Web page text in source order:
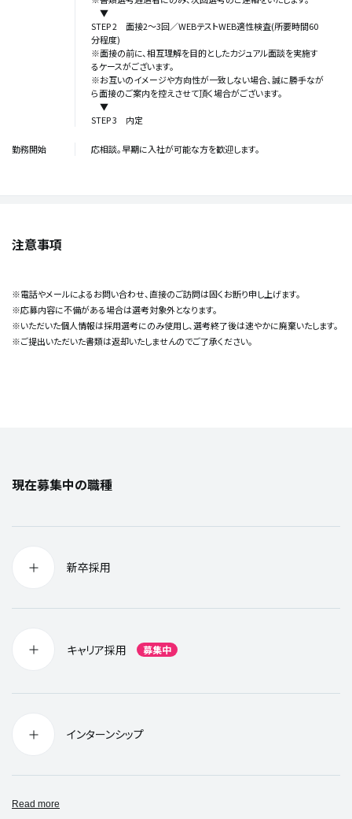
▼
STEP 2 面接2〜3回／WEBテストWEB適性検査(所要時間60
分程度)
※面接の前に、相互理解を目的としたカジュアル面談を実施す
るケースがございます。
※お互いのイメージや方向性が一致しない場合、誠に勝手なが
ら面接のご案内を控えさせて頂く場合がございます。
▼
STEP 3 内定
勤務開始 応相談。早期に入社が可能な方を歓迎します。
注意事項
※電話やメールによるお問い合わせ、直接のご訪問は固くお断り申し上げます。
※応募内容に不備がある場合は選考対象外となります。
※いただいた個人情報は採用選考にのみ使用し、選考終了後は速やかに廃棄いたします。
※ご提出いただいた書類は返却いたしませんのでご了承ください。
現在募集中の職種
新卒採用
キャリア採用 募集中
インターンシップ
Read more